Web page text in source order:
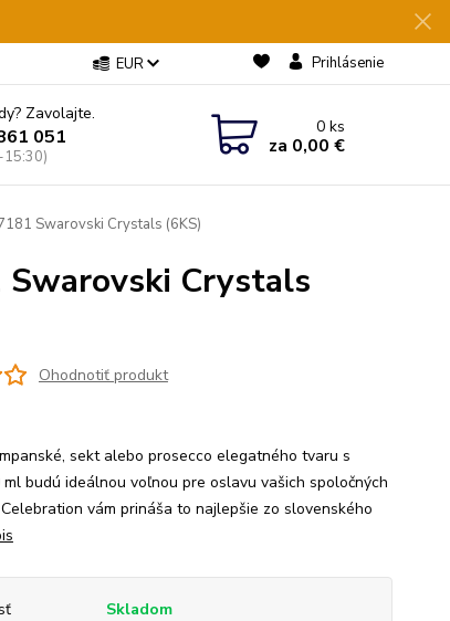
EUR Prihlásenie
Zavolajte.
051
15:30)
0ks
za 0,00 €
Swarovski Crystals (6KS)
Swarovski Crystals
Ohodnotiť produkt
sekt alebo prosecco elegatného tvaru s
ml budú ideálnou voľnou pre oslavu vašich spoločných
vám prináša to najlepšie zo slovenského
Skladom